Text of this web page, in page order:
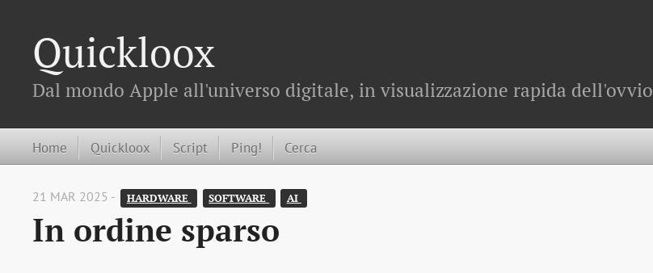
Quickloox
Dal mondo Apple all'universo digitale, in visualizzazione rapida dell'ovvio
Home Quickloox Script Ping! Cerca
21 MAR 2025 - HARDWARE SOFTWARE AI
In ordine sparso